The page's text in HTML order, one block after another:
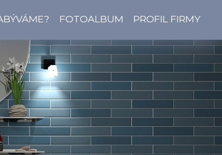
FOTOALBUM PROFIL FIRMY